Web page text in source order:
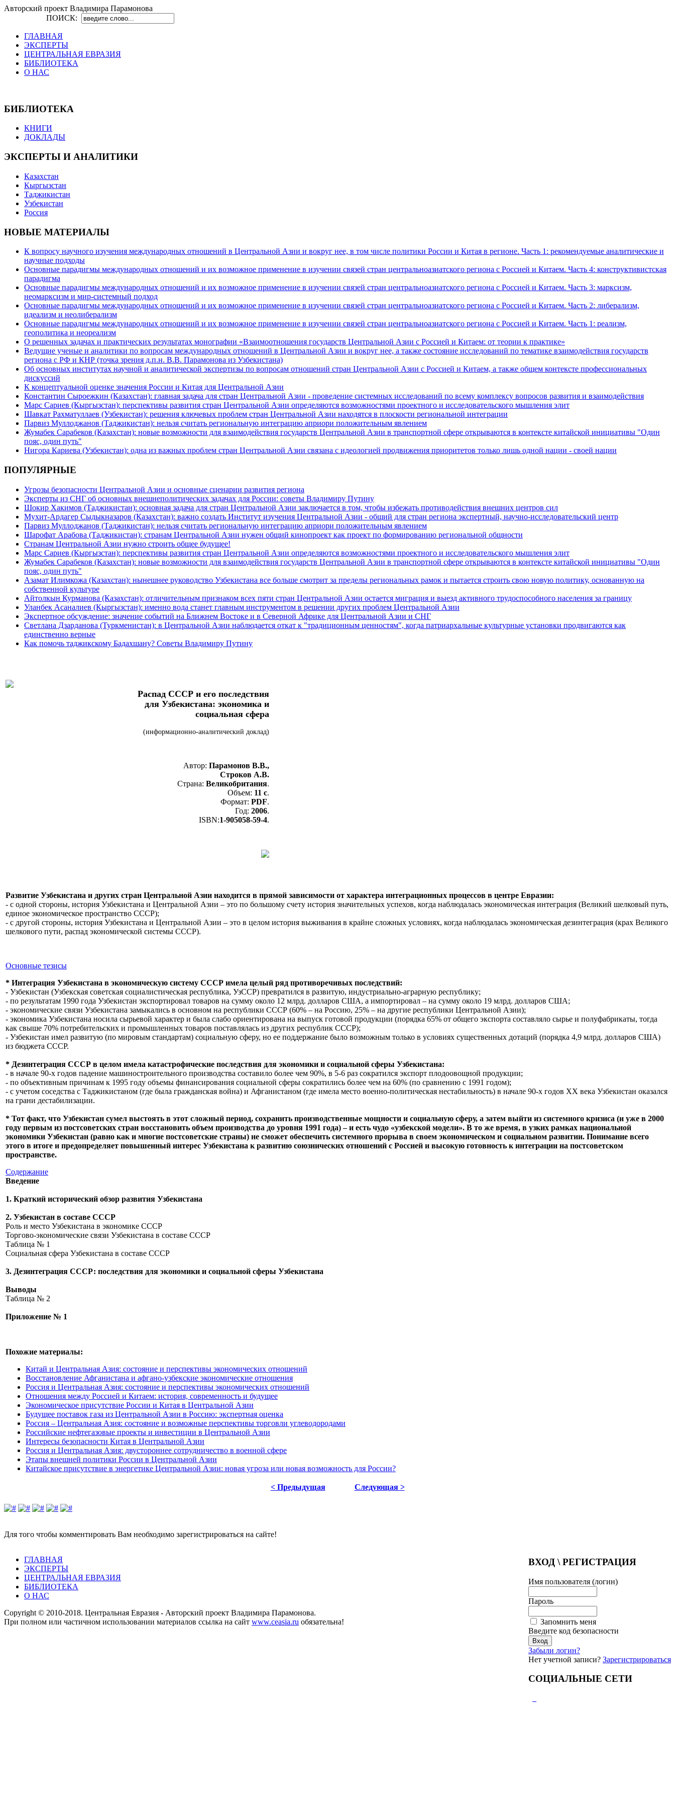
Авторский проект Владимира Парамонова
ПОИСК:
ГЛАВНАЯ
ЭКСПЕРТЫ
ЦЕНТРАЛЬНАЯ ЕВРАЗИЯ
БИБЛИОТЕКА
О НАС
БИБЛИОТЕКА
КНИГИ
ДОКЛАДЫ
ЭКСПЕРТЫ И АНАЛИТИКИ
Казахстан
Кыргызстан
Таджикистан
Узбекистан
Россия
НОВЫЕ МАТЕРИАЛЫ
К вопросу научного изучения международных отношений в Центральной Азии и вокруг нее, в том числе политики России и Китая в регионе. Часть 1: рекомендуемые аналитические и
научные подходы
Основные парадигмы международных отношений и их возможное применение в изучении связей стран центральноазиатского региона с Россией и Китаем. Часть 4: конструктивистская
парадигма
Основные парадигмы международных отношений и их возможное применение в изучении связей стран центральноазиатского региона с Россией и Китаем. Часть 3: марксизм,
неомарксизм и мир-системный подход
Основные парадигмы международных отношений и их возможное применение в изучении связей стран центральноазиатского региона с Россией и Китаем. Часть 2: либерализм,
идеализм и неолиберализм
Основные парадигмы международных отношений и их возможное применение в изучении связей стран центральноазиатского региона с Россией и Китаем. Часть 1: реализм,
геополитика и неореализм
О решенных задачах и практических результатах монографии «Взаимоотношения государств Центральной Азии с Россией и Китаем: от теории к практике»
Ведущие ученые и аналитики по вопросам международных отношений в Центральной Азии и вокруг нее, а также состояние исследований по тематике взаимодействия государств
региона с РФ и КНР (точка зрения д.п.н. В.В. Парамонова из Узбекистана)
Об основных институтах научной и аналитической экспертизы по вопросам отношений стран Центральной Азии с Россией и Китаем, а также общем контексте профессиональных
дискуссий
К концептуальной оценке значения России и Китая для Центральной Азии
Константин Сыроежкин (Казахстан): главная задача для стран Центральной Азии - проведение системных исследований по всему комплексу вопросов развития и взаимодействия
Марс Сариев (Кыргызстан): перспективы развития стран Центральной Азии определяются возможностями проектного и исследовательского мышления элит
Шавкат Рахматуллаев (Узбекистан): решения ключевых проблем стран Центральной Азии находятся в плоскости региональной интеграции
Парвиз Муллоджанов (Таджикистан): нельзя считать региональную интеграцию априори положительным явлением
Жумабек Сарабеков (Казахстан): новые возможности для взаимодействия государств Центральной Азии в транспортной сфере открываются в контексте китайской инициативы "Один
пояс, один путь"
Нигора Кариева (Узбекистан): одна из важных проблем стран Центральной Азии связана с идеологией продвижения приоритетов только лишь одной нации - своей нации
ПОПУЛЯРНЫЕ
Угрозы безопасности Центральной Азии и основные сценарии развития региона
Эксперты из СНГ об основных внешнеполитических задачах для России: советы Владимиру Путину
Шокир Хакимов (Таджикистан): основная задача для стран Центральной Азии заключается в том, чтобы избежать противодействия внешних центров сил
Мухит-Ардагер Сыдыкназаров (Казахстан): важно создать Институт изучения Центральной Азии - общий для стран региона экспертный, научно-исследовательский центр
Парвиз Муллоджанов (Таджикистан): нельзя считать региональную интеграцию априори положительным явлением
Шарофат Арабова (Таджикистан): странам Центральной Азии нужен общий кинопроект как проект по формированию региональной общности
Странам Центральной Азии нужно строить общее будущее!
Марс Сариев (Кыргызстан): перспективы развития стран Центральной Азии определяются возможностями проектного и исследовательского мышления элит
Жумабек Сарабеков (Казахстан): новые возможности для взаимодействия государств Центральной Азии в транспортной сфере открываются в контексте китайской инициативы "Один
пояс, один путь"
Азамат Илимкожа (Казахстан): нынешнее руководство Узбекистана все больше смотрит за пределы региональных рамок и пытается строить свою новую политику, основанную на
собственной культуре
Айтолкын Курманова (Казахстан): отличительным признаком всех пяти стран Центральной Азии остается миграция и выезд активного трудоспособного населения за границу
Уланбек Асаналиев (Кыргызстан): именно вода станет главным инструментом в решении других проблем Центральной Азии
Экспертное обсуждение: значение событий на Ближнем Востоке и в Северной Африке для Центральной Азии и СНГ
Светлана Дзарданова (Туркменистан): в Центральной Азии наблюдается откат к "традиционным ценностям", когда патриархальные культурные установки продвигаются как
единственно верные
Как помочь таджикскому Бадахшану? Советы Владимиру Путину
Распад СССР и его последствия
для Узбекистана: экономика и
социальная сфера
(информационно-аналитический доклад)
Автор: Парамонов В.В.,
Строков А.В.
Страна: Великобритания.
Объем: 11 с.
Формат: PDF.
Год: 2006.
ISBN:1-905058-59-4.
Развитие Узбекистана и других стран Центральной Азии находится в прямой зависимости от характера интеграционных процессов в центре Евразии:
- с одной стороны, история Узбекистана и Центральной Азии – это по большому счету история значительных успехов, когда наблюдалась экономическая интеграция (Великий шелковый путь,
единое экономическое пространство СССР);
- с другой стороны, история Узбекистана и Центральной Азии – это в целом история выживания в крайне сложных условиях, когда наблюдалась экономическая дезинтеграция (крах Великого
шелкового пути, распад экономической системы СССР).
Основные тезисы
* Интеграция Узбекистана в экономическую систему СССР имела целый ряд противоречивых последствий:
- Узбекистан (Узбекcкая советская социалистическая республика, УзССР) превратился в развитую, индустриально-аграрную республику;
- по результатам 1990 года Узбекистан экспортировал товаров на сумму около 12 млрд. долларов США, а импортировал – на сумму около 19 млрд. долларов США;
- экономические связи Узбекистана замыкались в основном на республики СССР (60% – на Россию, 25% – на другие республики Центральной Азии);
- экономика Узбекистана носила сырьевой характер и была слабо ориентирована на выпуск готовой продукции (порядка 65% от общего экспорта составляло сырье и полуфабрикаты, тогда
как свыше 70% потребительских и промышленных товаров поставлялась из других республик СССР);
- Узбекистан имел развитую (по мировым стандартам) социальную сферу, но ее поддержание было возможным только в условиях существенных дотаций (порядка 4,9 млрд. долларов США)
из бюджета СССР.
* Дезинтеграция СССР в целом имела катастрофические последствия для экономики и социальной сферы Узбекистана:
- в начале 90-х годов падение машиностроительного производства составило более чем 90%, в 5-6 раз сократился экспорт плодоовощной продукции;
- по объективным причинам к 1995 году объемы финансирования социальной сферы сократились более чем на 60% (по сравнению с 1991 годом);
- с учетом соседства с Таджикистаном (где была гражданская война) и Афганистаном (где имела место военно-политическая нестабильность) в начале 90-х годов XX века Узбекистан оказался
на грани дестабилизации.
* Тот факт, что Узбекистан сумел выстоять в этот сложный период, сохранить производственные мощности и социальную сферу, а затем выйти из системного кризиса (и уже в 2000
году первым из постсоветских стран восстановить объем производства до уровня 1991 года) – и есть чудо «узбекской модели». В то же время, в узких рамках национальной
экономики Узбекистан (равно как и многие постсоветские страны) не сможет обеспечить системного прорыва в своем экономическом и социальном развитии. Понимание всего
этого в итоге и предопределяет повышенный интерес Узбекистана к развитию союзнических отношений с Россией и высокую готовность к интеграции на постсоветском
пространстве.
Содержание
Введение
1. Краткий исторический обзор развития Узбекистана
2. Узбекистан в составе СССР
Роль и место Узбекистана в экономике СССР
Торгово-экономические связи Узбекистана в составе СССР
Таблица № 1
Социальная сфера Узбекистана в составе СССР
3. Дезинтеграция СССР: последствия для экономики и социальной сферы Узбекистана
Выводы
Таблица № 2
Приложение № 1
Похожие материалы:
Китай и Центральная Азия: состояние и перспективы экономических отношений
Восстановление Афганистана и афгано-узбекские экономические отношения
Россия и Центральная Азия: состояние и перспективы экономических отношений
Отношения между Россией и Китаем: история, современность и будущее
Экономическое присутствие России и Китая в Центральной Азии
Будущее поставок газа из Центральной Азии в Россию: экспертная оценка
Россия – Центральная Азия: состояние и возможные перспективы торговли углеводородами
Российские нефтегазовые проекты и инвестиции в Центральной Азии
Интересы безопасности Китая в Центральной Азии
Россия и Центральная Азия: двустороннее сотрудничество в военной сфере
Этапы внешней политики России в Центральной Азии
Китайское присутствие в энергетике Центральной Азии: новая угроза или новая возможность для России?
< Предыдущая Следующая >
Для того чтобы комментировать Вам необходимо зарегистрироваться на сайте!
ВХОД \ РЕГИСТРАЦИЯ
Имя пользователя (логин)
Пароль
Запомнить меня
Введите код безопасности
Забыли логин?
Нет учетной записи? Зарегистрироваться
СОЦИАЛЬНЫЕ СЕТИ
ГЛАВНАЯ
ЭКСПЕРТЫ
ЦЕНТРАЛЬНАЯ ЕВРАЗИЯ
БИБЛИОТЕКА
О НАС
Copyright © 2010-2018. Центральная Евразия - Авторский проект Владимира Парамонова.
При полном или частичном использовании материалов ссылка на сайт www.ceasia.ru обязательна!